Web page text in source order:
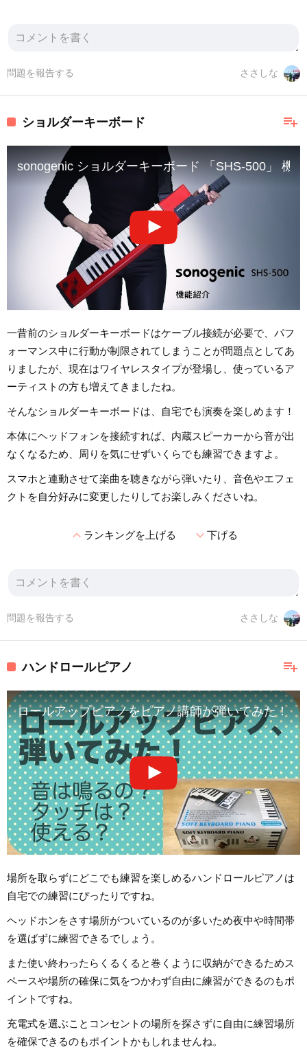
ささしな
問題を報告する
playlist_add
ショルダーキーボード
sonogenic ショルダーキーボード 「SHS-500」 機
一昔前のショルダーキーボードはケーブル接続が必要で、パフ
ォーマンス中に行動が制限されてしまうことが問題点としてあ
りましたが、現在はワイヤレスタイプが登場し、使っているア
ーティストの方も増えてきましたね。
そんなショルダーキーボードは、自宅でも演奏を楽しめます！
本体にヘッドフォンを接続すれば、内蔵スピーカーから音が出
なくなるため、周りを気にせずいくらでも練習できますよ。
スマホと連動させて楽曲を聴きながら弾いたり、音色やエフェ
クトを自分好みに変更したりしてお楽しみくださいね。
expand_lessランキングを上げる expand_more下げる
ささしな
問題を報告する
playlist_add
ハンドロールピアノ
ロールアップピアノをピアノ講師が弾いてみた！
場所を取らずにどこでも練習を楽しめるハンドロールピアノは
自宅での練習にぴったりですね。
ヘッドホンをさす場所がついているのが多いため夜中や時間帯
を選ばずに練習できるでしょう。
また使い終わったらくるくると巻くように収納ができるためス
ペースや場所の確保に気をつかわず自由に練習ができるのもポ
イントですね。
充電式を選ぶことコンセントの場所を探さずに自由に練習場所
を確保できるのもポイントかもしれませんね。